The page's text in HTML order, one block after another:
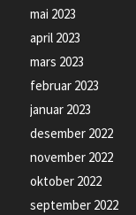
mai 2023
april 2023
mars 2023
februar 2023
januar 2023
desember 2022
november 2022
oktober 2022
september 2022